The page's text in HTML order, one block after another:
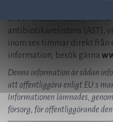
är ett helautomatiskt
antibiotikaresistens (AST),
inom sex timmar direkt från
information, besök gärna
Denna information är sådan
att offentliggöra enligt EU:s
Informationen lämnades,
försorg, för offentliggörande